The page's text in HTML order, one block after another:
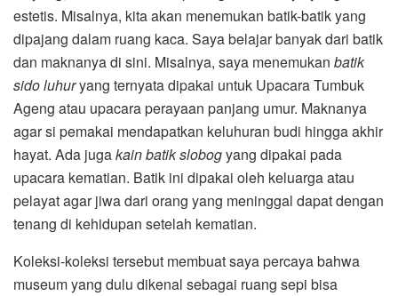
estetis. Misalnya, kita akan menemukan batik-batik yang
dipajang dalam ruang kaca. Saya belajar banyak dari batik
dan maknanya di sini. Misalnya, saya menemukan batik
sido luhuryang ternyata dipakai untuk Upacara Tumbuk
Ageng atau upacara perayaan panjang umur. Maknanya
agar si pemakai mendapatkan keluhuran budi hingga akhir
hayat. Ada jugakain batik slobogyang dipakai pada
upacara kematian. Batik ini dipakai oleh keluarga atau
pelayat agar jiwa dari orang yang meninggal dapat dengan
tenang di kehidupan setelah kematian.
Koleksi-koleksi tersebut membuat saya percaya bahwa
museum yang dulu dikenal sebagai ruang sepi bisa